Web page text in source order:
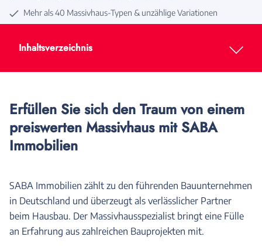
Mehr als 40 Massivhaus-Typen & unzählige Variationen
Inhaltsverzeichnis
Erfüllen Sie sich den Traum von einem
preiswerten Massivhaus mit SABA
Immobilien
SABA Immobilien zählt zu den führenden Bauunternehmen
in Deutschland und überzeugt als verlässlicher Partner
beim Hausbau. Der Massivhausspezialist bringt eine Fülle
an Erfahrung aus zahlreichen Bauprojekten mit.